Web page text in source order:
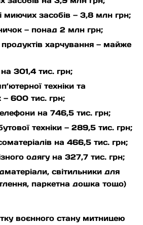
миючих засобів — 3,8 млн грн;
— понад 2 млн грн;
харчування — майже
301,4 тис. грн;
техніки та
— 600 тис. грн;
на 746,5 тис. грн;
техніки — 289,5 тис. грн;
на 466,5 тис. грн;
одягу на 327,7 тис. грн;
світильники для
паркетна дошка тощо)
воєнного стану митницею